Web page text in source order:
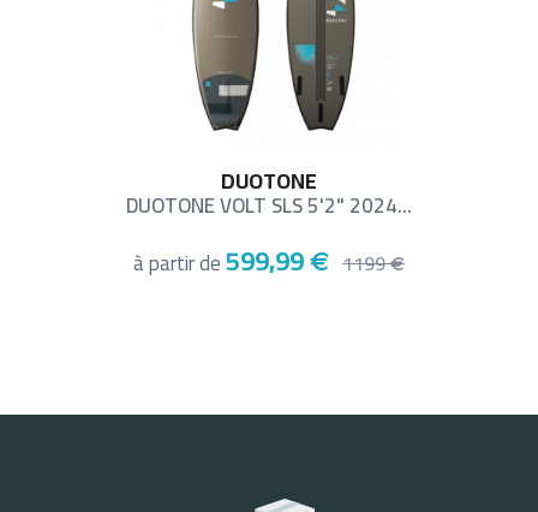
DUOTONE
DUOTONE VOLT SLS 5'2" 2024...
à partir de599,99 € 1199€